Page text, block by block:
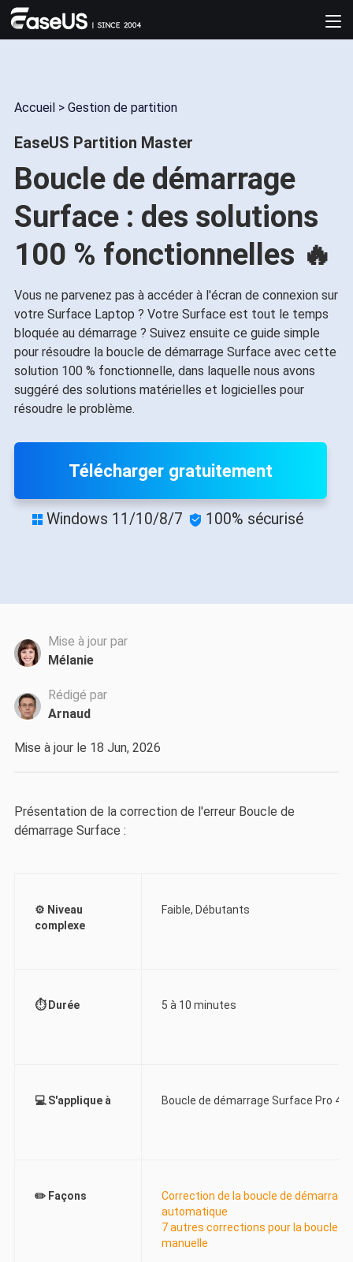
Accueil > Gestion de partition
EaseUS Partition Master
Boucle de démarrage
Surface : des solutions
100 % fonctionnelles 🔥
Vous ne parvenez pas à accéder à l'écran de connexion sur
votre Surface Laptop ? Votre Surface est tout le temps
bloquée au démarrage ? Suivez ensuite ce guide simple
pour résoudre la boucle de démarrage Surface avec cette
solution 100 % fonctionnelle, dans laquelle nous avons
suggéré des solutions matérielles et logicielles pour
résoudre le problème.
Télécharger gratuitement
 Windows 11/10/8/7  100% sécurisé
Mise à jour par
Mélanie
Rédigé par
Arnaud
Mise à jour le 18 Jun, 2026
Présentation de la correction de l'erreur Boucle de
démarrage Surface :
⚙️ Niveau
complexe
Faible, Débutants
⏱️ Durée 5 à 10 minutes
💻 S'applique à Boucle de démarrage Surface Pro 4/
✏️ Façons
Correction de la boucle de
automatique
7 autres corrections pour la boucle
manuelle